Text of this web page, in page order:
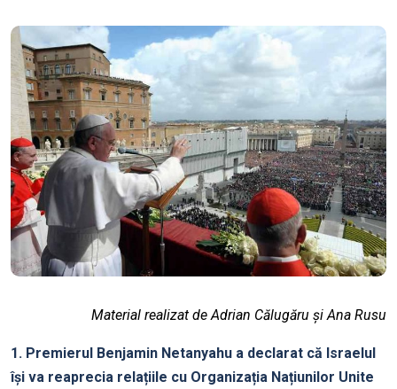
Material realizat de Adrian Călugăru și Ana Rusu
1. Premierul Benjamin Netanyahu a declarat că Israelul
își va reaprecia relațiile cu Organizația Națiunilor Unite